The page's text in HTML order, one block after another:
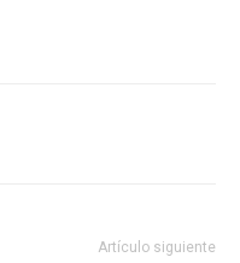
Artículo siguiente